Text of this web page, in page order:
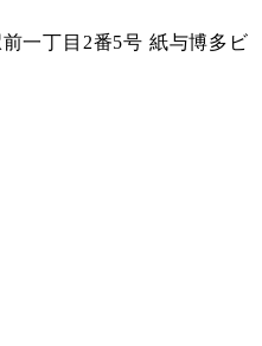
一丁目2番5号 紙与博多ビ